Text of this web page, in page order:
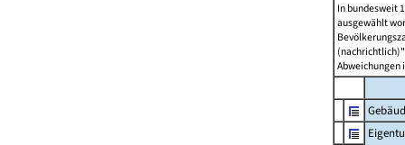
In bundesweit
ausgewählt
Abweichungen